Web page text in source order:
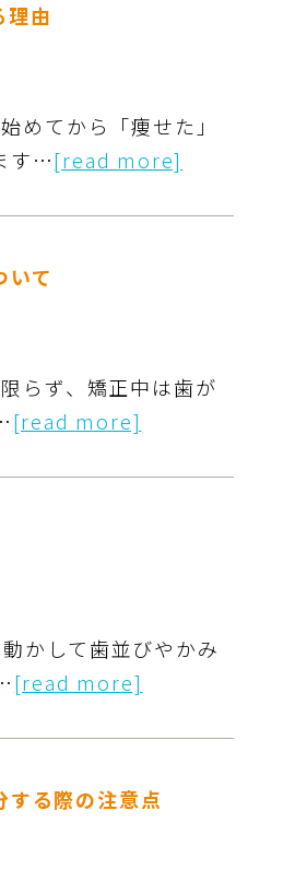
理由
めてから「痩せた」
す…[read more]
いて
らず、矯正中は歯が
[read more]
かして歯並びやかみ
[read more]
する際の注意点